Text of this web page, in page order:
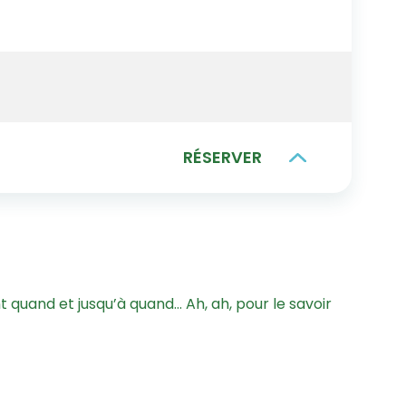
RÉSERVER
et jusqu’à quand… Ah, ah, pour le savoir